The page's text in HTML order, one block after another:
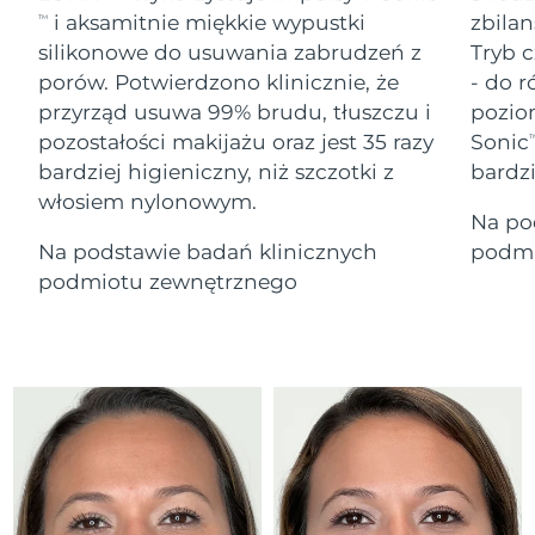
TM
i aksamitnie miękkie wypustki
silikonowe do usuwania zabrudzeń z
porów. Potwierdzono klinicznie, że
przyrząd usuwa 99% brudu, tłuszczu i
pozostałości makijażu oraz jest 35 razy
bardziej higieniczny, niż szczotki z
włosiem nylonowym.
Na podstawie badań klinicznych
podmiotu zewnętrznego
Tryb
- do
Sonic
Na
All revitalizing eye massagers
Advanced pore care essentials
Serum
For healthy hair
issa™ Teeth Whitening Gel
18% PAP
Kosmetyki Mężczyźni
Kupuj
Gibraltar
8/15/26
Grecja
Oczekiwany czas dostawy
8/11/26
SRA Hongkong
(Chiny)
Oczekiwany czas dostawy
8/12/26
Oczekiwany czas dostawy
Irlandia
Oczekiwany czas dostawy
8/11/26
Wyspa Man
Oczekiwany czas dostawy
8/13/26